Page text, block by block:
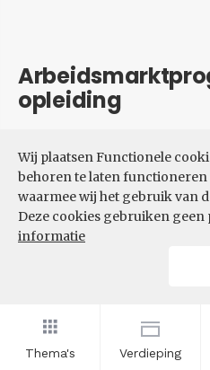
Thema's Verdieping
Wij plaatsen Functionele
behoren te laten functioneren
waarmee wij het gebruik van
Deze cookies gebruiken geen
informatie
opleiding
VERWACHTE
EN
OPLEIDINGSNIVEAU